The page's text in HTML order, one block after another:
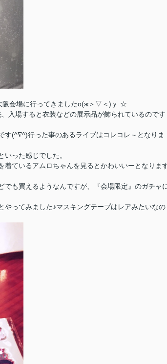
阪会場に行ってきましたо(ж＞▽＜)ｙ ☆
入場すると衣装などの展示品が飾られているのです
(^∇^)行った事のあるライブはコレコレ～となりま
った感じでした。
ているアムロちゃんを見るとかわいいーとなりま
も買えるようなんですが、『会場限定』のガチャ
ってみました♪マスキングテープはレアみたいなの